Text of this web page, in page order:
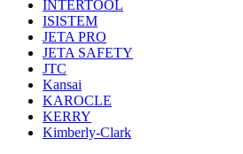
INTERTOOL
ISISTEM
JETA PRO
JETA SAFETY
JTC
Kansai
KAROCLE
KERRY
Kimberly-Clark